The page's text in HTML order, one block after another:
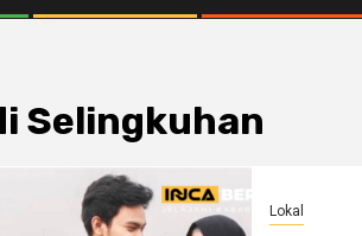
Selingkuhan
Lokal